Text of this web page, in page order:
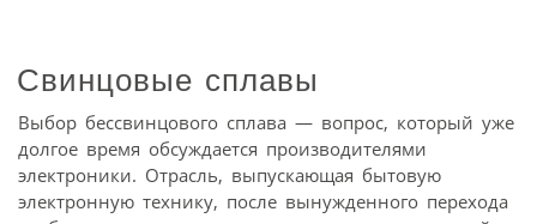
Свинцовые сплавы
Выбор бессвинцового сплава — вопрос, который уже
долгое время обсуждается производителями
электроники. Отрасль, выпускающая бытовую
электронную технику, после вынужденного перехода